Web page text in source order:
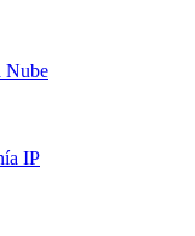
Nube
IP